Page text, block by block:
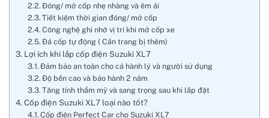
Đóng/ mở cốp nhẹ nhàng và êm ái
Tiết kiệm thời gian đóng/ mở cốp
Công nghệ ghi nhớ vị trí khi mở cốp xe
Đá cốp tự động ( Cần trang bị thêm)
Lợi ích khi lắp cốp điện Suzuki XL7
Đảm bảo an toàn cho cả hành lý và người sử dụng
Độ bền cao và bảo hành 2 năm
Tăng tính thẩm mỹ và sang trọng sau khi lắp đặt
Cốp điện Suzuki XL7 loại nào tốt?
Cốp điện Perfect Car cho Suzuki XL7